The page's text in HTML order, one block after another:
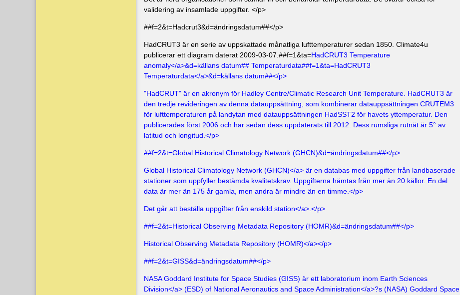
validering av insamlade uppgifter. </p>
##f=2&t=Hadcrut3&d=ändringsdatum##</p>
HadCRUT3 är en serie av uppskattade månatliga lufttemperaturer sedan 1850. Climate4u
publicerar ett diagram daterat 2009-03-07.##f=1&ta=HadCRUT3 Temperature
anomaly</a>&d=källans datum## Temperaturdata##f=1&ta=HadCRUT3
Temperaturdata</a>&d=källans datum##</p>
"HadCRUT" är en akronym för Hadley Centre/Climatic Research Unit Temperature. HadCRUT3 är
den tredje revideringen av denna datauppsättning, som kombinerar datauppsättningen CRUTEM3
för lufttemperaturen på landytan med datauppsättningen HadSST2 för havets yttemperatur. Den
publicerades först 2006 och har sedan dess uppdaterats till 2012. Dess rumsliga rutnät är 5° av
latitud och longitud.</p>
##f=2&t=Global Historical Climatology Network (GHCN)&d=ändringsdatum##</p>
Global Historical Climatology Network (GHCN)</a> är en databas med uppgifter från landbaserade
stationer som uppfyller bestämda kvalitetskrav. Uppgifterna hämtas från mer än 20 källor. En del
data är mer än 175 år gamla, men andra är mindre än en timme.</p>
Det går att beställa uppgifter från enskild station</a>.</p>
##f=2&t=Historical Observing Metadata Repository (HOMR)&d=ändringsdatum##</p>
Historical Observing Metadata Repository (HOMR)</a></p>
##f=2&t=GISS&d=ändringsdatum##</p>
NASA Goddard Institute for Space Studies (GISS) är ett laboratorium inom Earth Sciences
Division</a> (ESD) of National Aeronautics and Space Administration</a>?s (NASA) Goddard Space